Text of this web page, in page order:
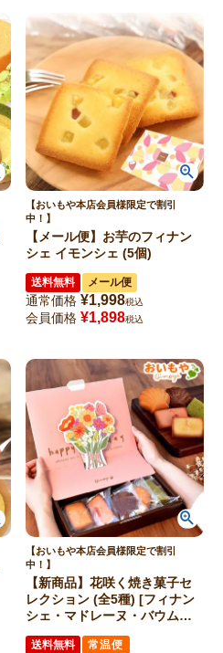
【おいもや本店会員様限定で割引
中！】
【メール便】お芋のフィナン
シェ イモンシェ (5個)
送料無料 メール便
通常価格 ¥1,998税込
会員価格 ¥1,898税込
【おいもや本店会員様限定で割引
中！】
【新商品】花咲く焼き菓子セ
レクション (全5種) [フィナン
シェ・マドレーヌ・バウムク
ーヘン]
送料無料 常温便